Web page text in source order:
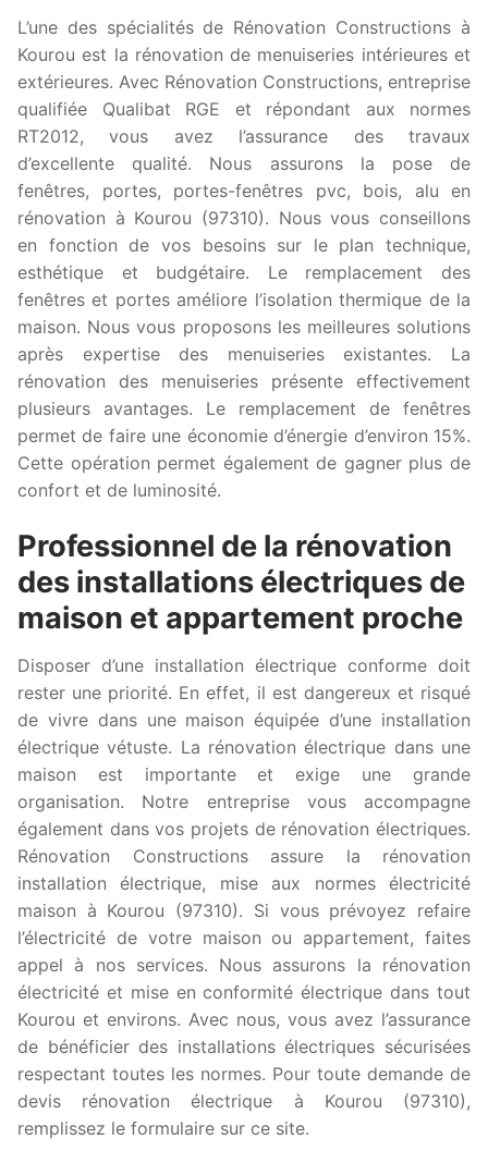
L’une des spécialités de Rénovation Constructions à
Kourou est la rénovation de menuiseries intérieures et
extérieures. Avec Rénovation Constructions, entreprise
qualifiée Qualibat RGE et répondant aux normes
RT2012, vous avez l’assurance des travaux
d’excellente qualité. Nous assurons la pose de
fenêtres, portes, portes-fenêtres pvc, bois, alu en
rénovation à Kourou (97310). Nous vous conseillons
en fonction de vos besoins sur le plan technique,
esthétique et budgétaire. Le remplacement des
fenêtres et portes améliore l’isolation thermique de la
maison. Nous vous proposons les meilleures solutions
après expertise des menuiseries existantes. La
rénovation des menuiseries présente effectivement
plusieurs avantages. Le remplacement de fenêtres
permet de faire une économie d’énergie d’environ 15%.
Cette opération permet également de gagner plus de
confort et de luminosité.
Professionnel de la rénovation
des installations électriques de
maison et appartement proche
Disposer d’une installation électrique conforme doit
rester une priorité. En effet, il est dangereux et risqué
de vivre dans une maison équipée d’une installation
électrique vétuste. La rénovation électrique dans une
maison est importante et exige une grande
organisation. Notre entreprise vous accompagne
également dans vos projets de rénovation électriques.
Rénovation Constructions assure la rénovation
installation électrique, mise aux normes électricité
maison à Kourou (97310). Si vous prévoyez refaire
l’électricité de votre maison ou appartement, faites
appel à nos services. Nous assurons la rénovation
électricité et mise en conformité électrique dans tout
Kourou et environs. Avec nous, vous avez l’assurance
de bénéficier des installations électriques sécurisées
respectant toutes les normes. Pour toute demande de
devis rénovation électrique à Kourou (97310),
remplissez le formulaire sur ce site.